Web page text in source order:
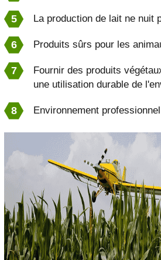
La production de lait ne nuit
Produits sûrs pour les
Fournir des produits
une utilisation durable de
Environnement